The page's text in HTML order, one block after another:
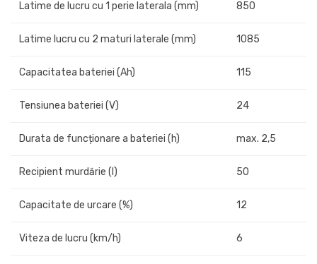
Latime de lucru cu 1 perie laterala (mm) 850
Latime lucru cu 2 maturi laterale (mm) 1085
Capacitatea bateriei (Ah) 115
Tensiunea bateriei (V) 24
Durata de funcționare a bateriei (h) max. 2,5
Recipient murdărie (l) 50
Capacitate de urcare (%) 12
Viteza de lucru (km/h) 6